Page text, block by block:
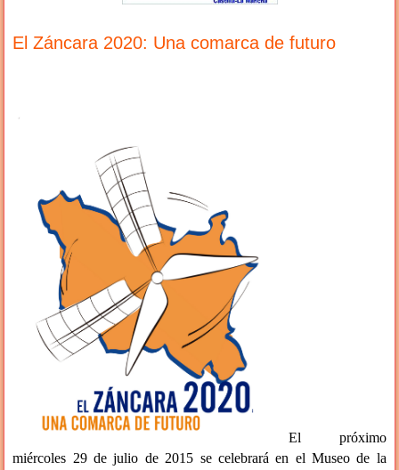
El Záncara 2020: Una comarca de futuro
El próximo
miércoles 29 de julio de 2015 se celebrará en el Museo de la